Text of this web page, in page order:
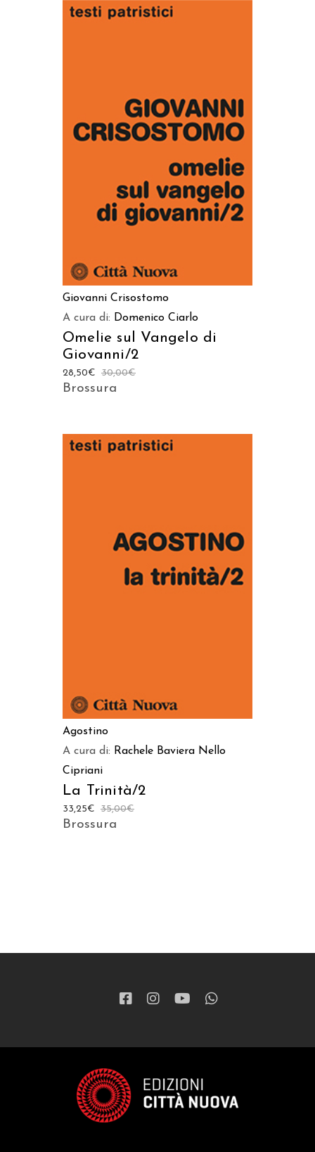
AGGIUNGI AL CARRELLO
Giovanni Crisostomo
A cura di: Domenico Ciarlo
Omelie sul Vangelo di
Giovanni/2
30,00€
28,50€
Brossura
AGGIUNGI AL CARRELLO
Agostino
A cura di: Rachele Baviera Nello
Cipriani
La Trinità/2
35,00€
33,25€
Brossura